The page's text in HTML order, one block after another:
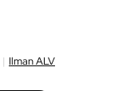
| Ilman ALV